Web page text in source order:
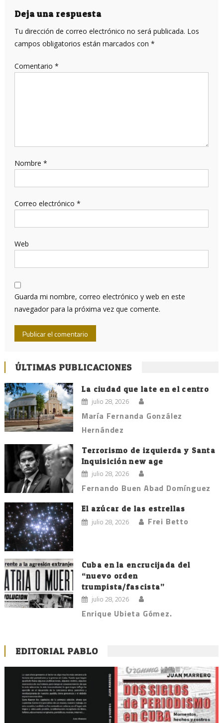
entradas
Deja una respuesta
Tu dirección de correo electrónico no será publicada. Los
campos obligatorios están marcados con *
Comentario *
Nombre *
Correo electrónico *
Web
Guarda mi nombre, correo electrónico y web en este
navegador para la próxima vez que comente.
ÚLTIMAS PUBLICACIONES
La ciudad que late en el centro
julio 28, 2026
María Fernanda González
Hernández
Terrorismo de izquierda y Santa
Inquisición new age
julio 28, 2026
Fernando Buen Abad Domínguez
El azúcar de las estrellas
julio 28, 2026 Frei Betto
Cuba en la encrucijada del
“nuevo orden
trumpista/fascista”
julio 28, 2026
Enrique Ubieta Gómez.
EDITORIAL PABLO